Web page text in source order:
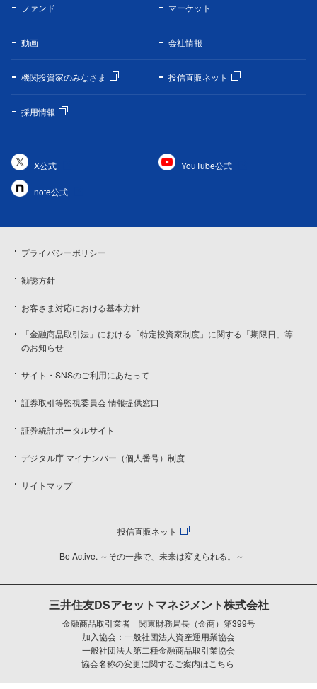
ファンド マーケット
動画 会社情報
機関投資家のみなさま 投信直販ネット
採用情報
X公式 YouTube公式
note公式
プライバシーポリシー
勧誘方針
お客さま対応における基本方針
「金融商品取引法」における「特定投資家制度」に関する「期限日」等
のお知らせ
サイト・SNSのご利用にあたって
証券取引等監視委員会 情報提供窓口
証券統計ポータルサイト
デジタル庁 マイナンバー（個人番号）制度
サイトマップ
投信直販ネット
Be Active. ～その一歩で、未来は変えられる。～
三井住友DSアセットマネジメント株式会社
金融商品取引業者 関東財務局長（金商）第399号
加入協会：一般社団法人資産運用業協会
一般社団法人第二種金融商品取引業協会
協会名称の変更に関するご案内はこちら